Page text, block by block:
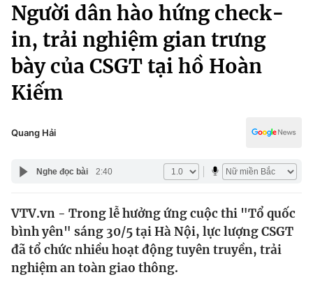
Chuyên mục
Chính trị
Xã hội
Pháp luật
Y tế
Thế giới
Tin tức
Thế giới đó đây
Kinh tế
Pháp luật
Thể thao
Truyền hình
Y tế
Công nghệ
Người dân hào hứng check-
in, trải nghiệm gian trưng
bày của CSGT tại hồ Hoàn
Kiếm
Quang Hải
Nghe đọc bài 2:40
VTV.vn - Trong lễ hưởng ứng cuộc thi "Tổ quốc
bình yên" sáng 30/5 tại Hà Nội, lực lượng CSGT
đã tổ chức nhiều hoạt động tuyên truyền, trải
nghiệm an toàn giao thông.